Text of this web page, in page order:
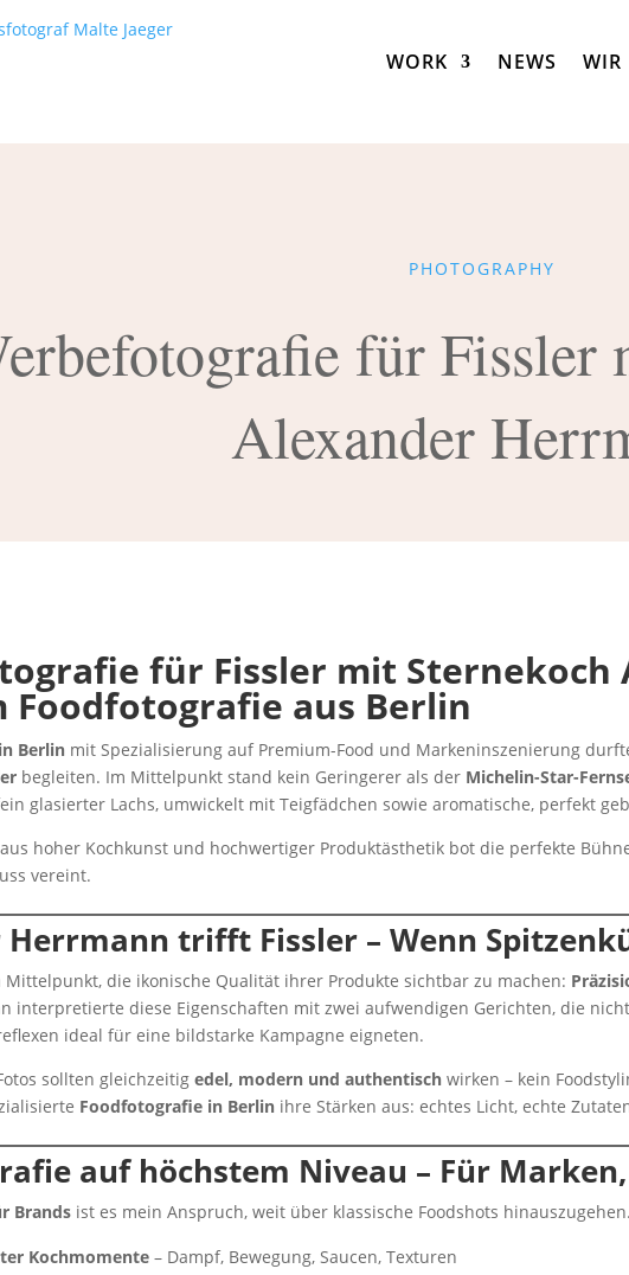
WORK NEWS WIR
PHOTOGRAPHY
für Fissler
Alexander
für Fissler mit Sternekoch
Foodfotografie aus Berlin
Berlin mit Spezialisierung auf Premium-Food und Markeninszenierung
begleiten. Im Mittelpunkt stand kein Geringerer als der Michelin-Star-
glasierter Lachs, umwickelt mit Teigfädchen sowie aromatische, perfekt
hoher Kochkunst und hochwertiger Produktästhetik bot die perfekte
vereint.
Herrmann trifft Fissler – Wenn
Mittelpunkt, die ikonische Qualität ihrer Produkte sichtbar zu machen:
interpretierte diese Eigenschaften mit zwei aufwendigen Gerichten, die
ideal für eine bildstarke Kampagne eigneten.
sollten gleichzeitigedel, modern und authentisch wirken – kein
Foodfotografie in Berlin ihre Stärken aus: echtes Licht, echte
auf höchstem Niveau – Für
Brands ist es mein Anspruch, weit über klassische Foodshots
Kochmomente – Dampf, Bewegung, Saucen, Texturen